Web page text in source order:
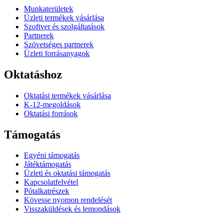
Munkaterületek
Üzleti termékek vásárlása
Szoftver és szolgáltatások
Partnerek
Szövetséges partnerek
Üzleti forrásanyagok
Oktatáshoz
Oktatási termékek vásárlása
K-12-megoldások
Oktatási források
Támogatás
Egyéni támogatás
Játéktámogatás
Üzleti és oktatási támogatás
Kapcsolatfelvétel
Pótalkatrészek
Kövesse nyomon rendelését
Visszaküldések és lemondások